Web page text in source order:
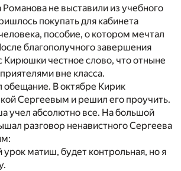
не выставили из учебного
покупать для кабинета
пособие, о котором мечтал
благополучного завершения
Кирюшки честное слово, что отныне
вне класса.
обещание. В октябре Кирик
Сергеевым и решил его проучить.
учел абсолютно все. На большой
разговор ненавистного Сергеева
матиш, будет контрольная, но я